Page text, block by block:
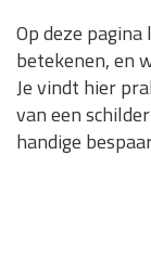
Op deze
betekenen, en
Je vindt hier
van een
handige